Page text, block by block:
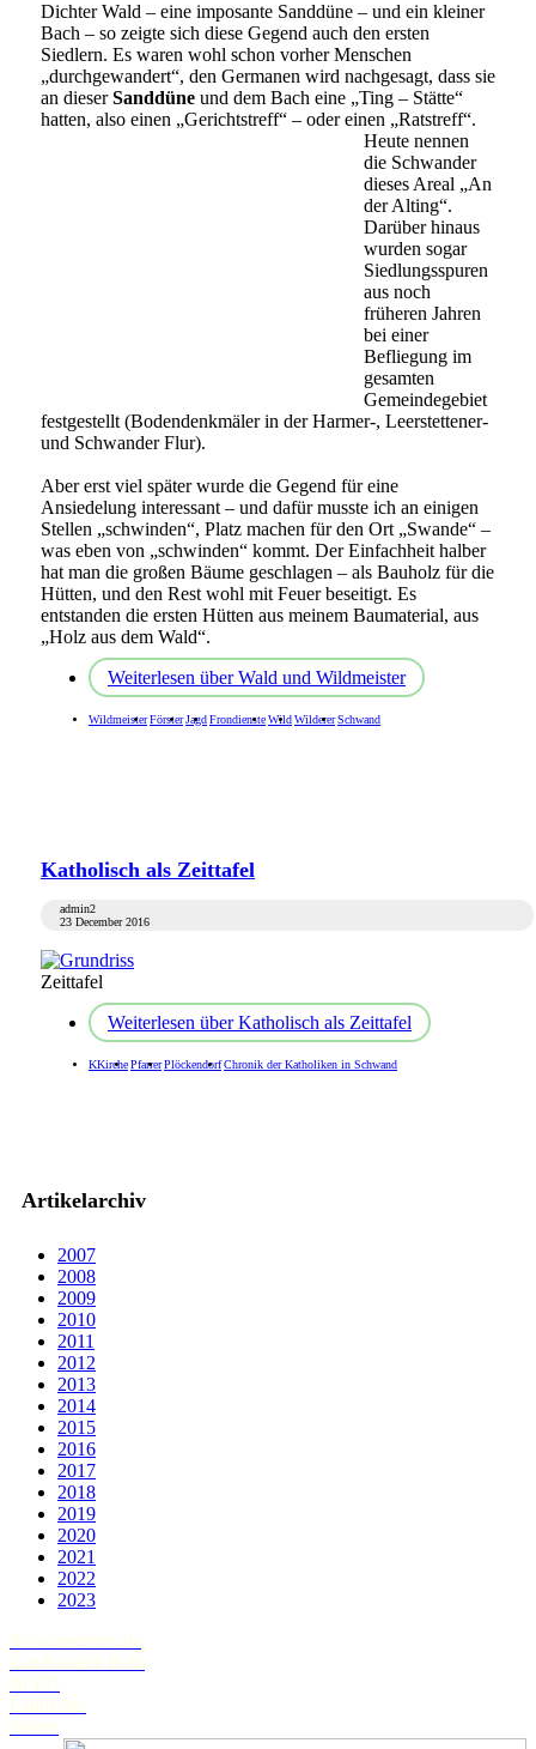
Dichter Wald – eine imposante Sanddüne – und ein kleiner
Bach – so zeigte sich diese Gegend auch den ersten
Siedlern. Es waren wohl schon vorher Menschen
„durchgewandert“, den Germanen wird nachgesagt, dass sie
an dieserSanddüne und dem Bach eine „Ting – Stätte“
hatten, also einen „Gerichtstreff“ – oder einen „Ratstreff“.
Heute nennen
die Schwander
dieses Areal „An
der Alting“.
Darüber hinaus
wurden sogar
Siedlungsspuren
aus noch
früheren Jahren
bei einer
Befliegung im
gesamten
Gemeindegebiet
festgestellt (Bodendenkmäler in der Harmer-, Leerstettener-
und Schwander Flur).
Aber erst viel später wurde die Gegend für eine
Ansiedelung interessant – und dafür musste ich an einigen
Stellen „schwinden“, Platz machen für den Ort „Swande“ –
was eben von „schwinden“ kommt. Der Einfachheit halber
hat man die großen Bäume geschlagen – als Bauholz für die
Hütten, und den Rest wohl mit Feuer beseitigt. Es
entstanden die ersten Hütten aus meinem Baumaterial, aus
„Holz aus dem Wald“.
Weiterlesen über Wald und Wildmeister
WildmeisterFörsterJagdFrondiensteWildWildererSchwand
Katholisch als Zeittafel
admin2
23 December 2016
Zeittafel
Weiterlesen über Katholisch als Zeittafel
KKirchePfarrerPlöckendorfChronik der Katholiken in Schwand
Artikelarchiv
2007
2008
2009
2010
2011
2012
2013
2014
2015
2016
2017
2018
2019
2020
2021
2022
2023
Schwanstetten.de
Landratsamt Roth
BLFD
Landkarte
Wetter